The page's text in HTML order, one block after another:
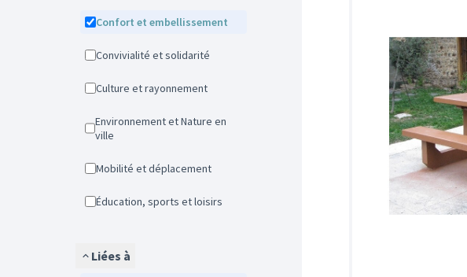
Confort et embellissement
Convivialité et solidarité
Culture et rayonnement
Environnement et Nature en
ville
Mobilité et déplacement
Éducation, sports et loisirs
Liées à